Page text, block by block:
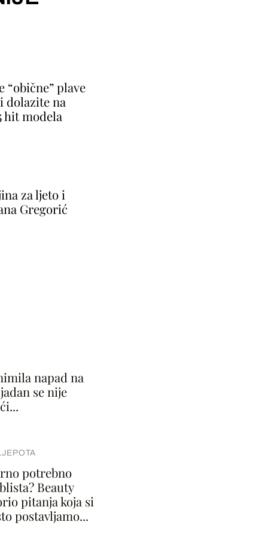
“obične” plave
dolazite na
hit modela
za ljeto i
Gregorić
napad na
se nije
potrebno
Beauty
pitanja koja si
postavljamo...